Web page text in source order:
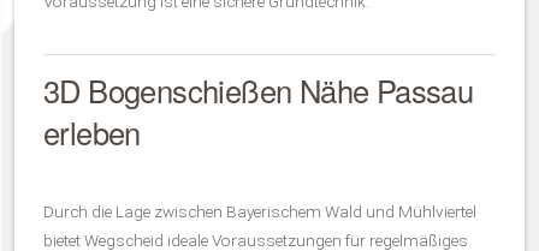
3D Bogenschießen Nähe Passau
erleben
Durch die Lage zwischen Bayerischem Wald und Mühlviertel
bietet Wegscheid ideale Voraussetzungen für regelmäßiges